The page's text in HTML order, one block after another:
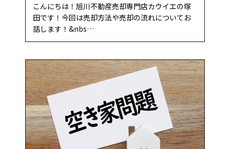
こんにちは！旭川不動産売却専門店カウイエの塚
田です！今回は売却方法や売却の流れについてお
話します！&nbs…